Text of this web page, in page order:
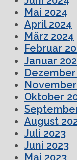
Mai 2024
April 2024
März 2024
Februar
Januar
Oktober
August
Juli 2023
Juni 2023
Mai 2023